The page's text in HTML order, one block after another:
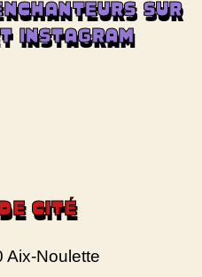
SUR
INSTAGRAM
CITÉ
Aix-Noulette